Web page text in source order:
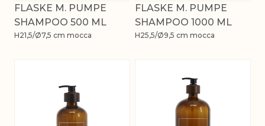
FLASKE M. PUMPE
SHAMPOO 500 ML
H21,5/Ø7,5 cm mocca
FLASKE M. PUMPE
SHAMPOO 1000 ML
H25,5/Ø9,5 cm mocca